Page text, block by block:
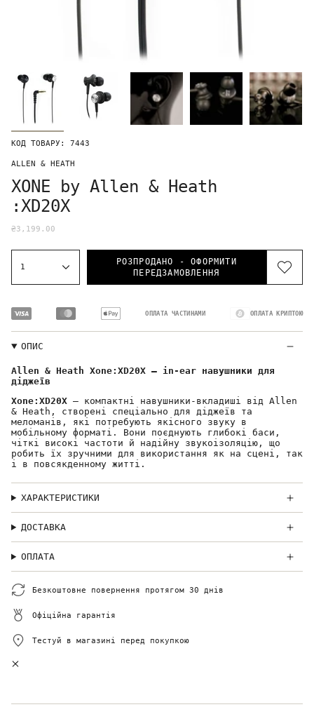
КОД ТОВАРУ: 7443
ALLEN & HEATH
XONE by Allen & Heath
:XD20X
₴3,199.00
1
РОЗПРОДАНО - ОФОРМИТИ
ПЕРЕДЗАМОВЛЕННЯ
ОПЛАТА ЧАСТИНАМИ ОПЛАТА КРИПТОЮ
ОПИС
Allen & Heath Xone:XD20X – in-ear навушники для
діджеїв
Xone:XD20X – компактні навушники-вкладиші від Allen
& Heath, створені спеціально для діджеїв та
меломанів, які потребують якісного звуку в
мобільному форматі. Вони поєднують глибокі баси,
чіткі високі частоти й надійну звукоізоляцію, що
робить їх зручними для використання як на сцені, так
і в повсякденному житті.
ХАРАКТЕРИСТИКИ
ДОСТАВКА
ОПЛАТА
Безкоштовне повернення протягом 30 днів
Офіційна гарантія
Тестуй в магазині перед покупкою